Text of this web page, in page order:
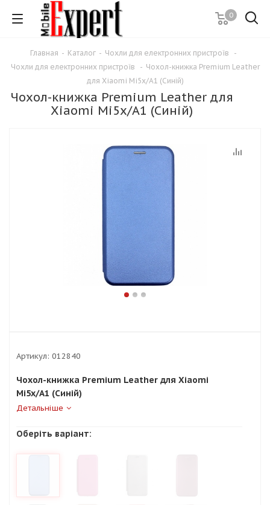
0
Главная - Каталог - Чохли для електронних пристроїв
-
Чохли для електронних пристроїв
- Чохол-книжка Premium Leather
для Xiaomi Mi5x/A1 (Синій)
Чохол-книжка Premium Leather для
Xiaomi Mi5x/A1 (Синій)
Артикул: 012840
Чохол-книжка Premium Leather для Xiaomi
Mi5x/A1 (Синій)
Детальніше
Оберіть варіант: